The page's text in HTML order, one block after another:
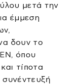
μετά την
έμμεση
δουν το
όπου
τίποτα